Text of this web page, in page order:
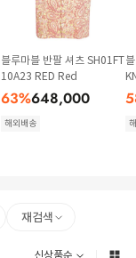
블루마블 반팔 셔츠 SH01FT
10A23 RED Red
63%648,000
해외배송
재검색
신상품순